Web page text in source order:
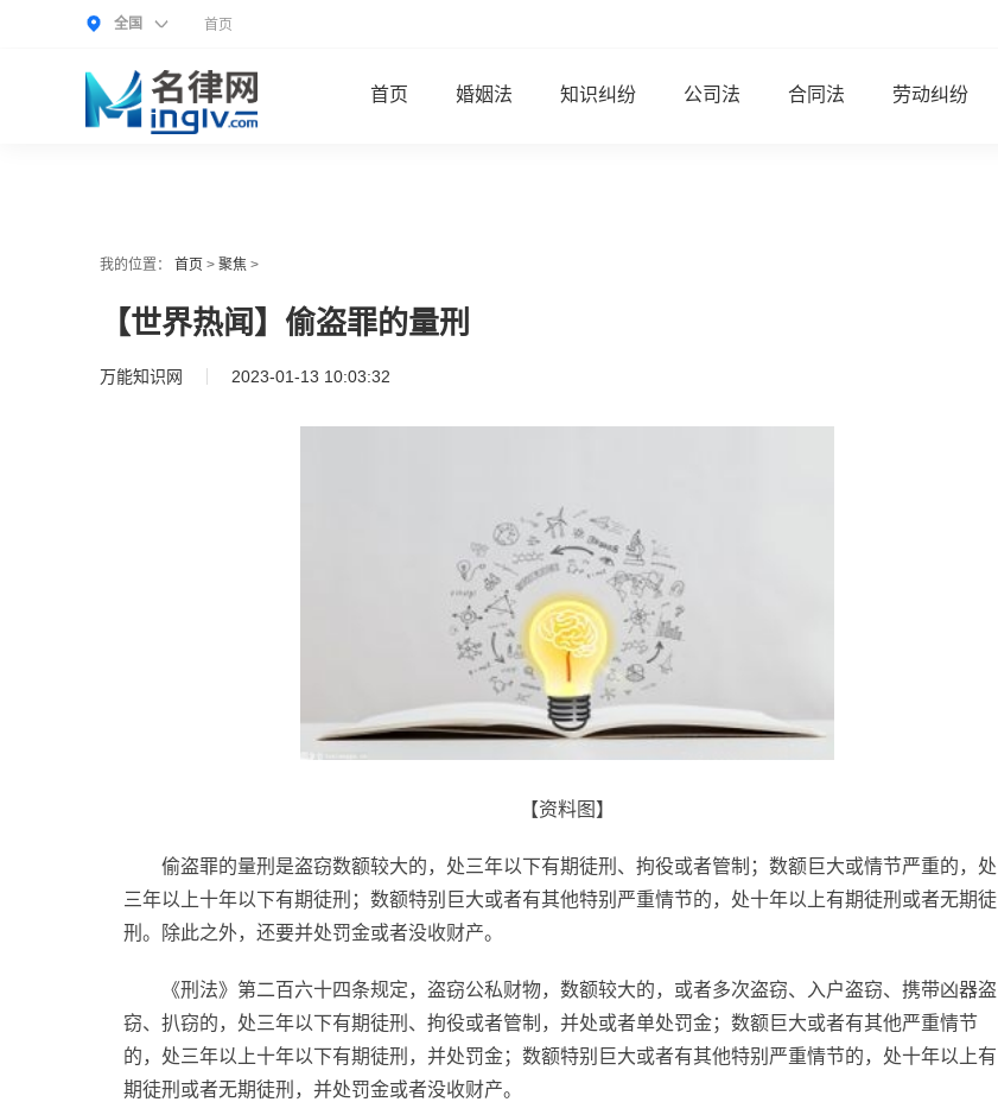
全国 首页
首页 婚姻法 知识纠纷 公司法 合同法 劳动纠纷
我的位置： 首页 > 聚焦 >
【世界热闻】偷盗罪的量刑
万能知识网 2023-01-13 10:03:32
【资料图】
偷盗罪的量刑是盗窃数额较大的，处三年以下有期徒刑、拘役或者管制；数额巨大或情节严重的，处
三年以上十年以下有期徒刑；数额特别巨大或者有其他特别严重情节的，处十年以上有期徒刑或者无期徒
刑。除此之外，还要并处罚金或者没收财产。
《刑法》第二百六十四条规定，盗窃公私财物，数额较大的，或者多次盗窃、入户盗窃、携带凶器盗
窃、扒窃的，处三年以下有期徒刑、拘役或者管制，并处或者单处罚金；数额巨大或者有其他严重情节
的，处三年以上十年以下有期徒刑，并处罚金；数额特别巨大或者有其他特别严重情节的，处十年以上有
期徒刑或者无期徒刑，并处罚金或者没收财产。